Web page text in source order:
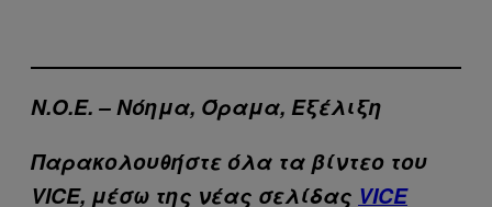
Ν.Ο.Ε. – Νόημα, Όραμα, Εξέλιξη
Παρακολουθήστε όλα τα βίντεo του
VICE, μέσω της νέας σελίδας VICE